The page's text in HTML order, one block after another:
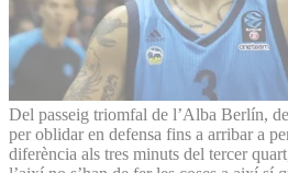
Del passeig triomfal de l’Alba Berlín,
per oblidar en defensa fins a arribar a
diferència als tres minuts del tercer